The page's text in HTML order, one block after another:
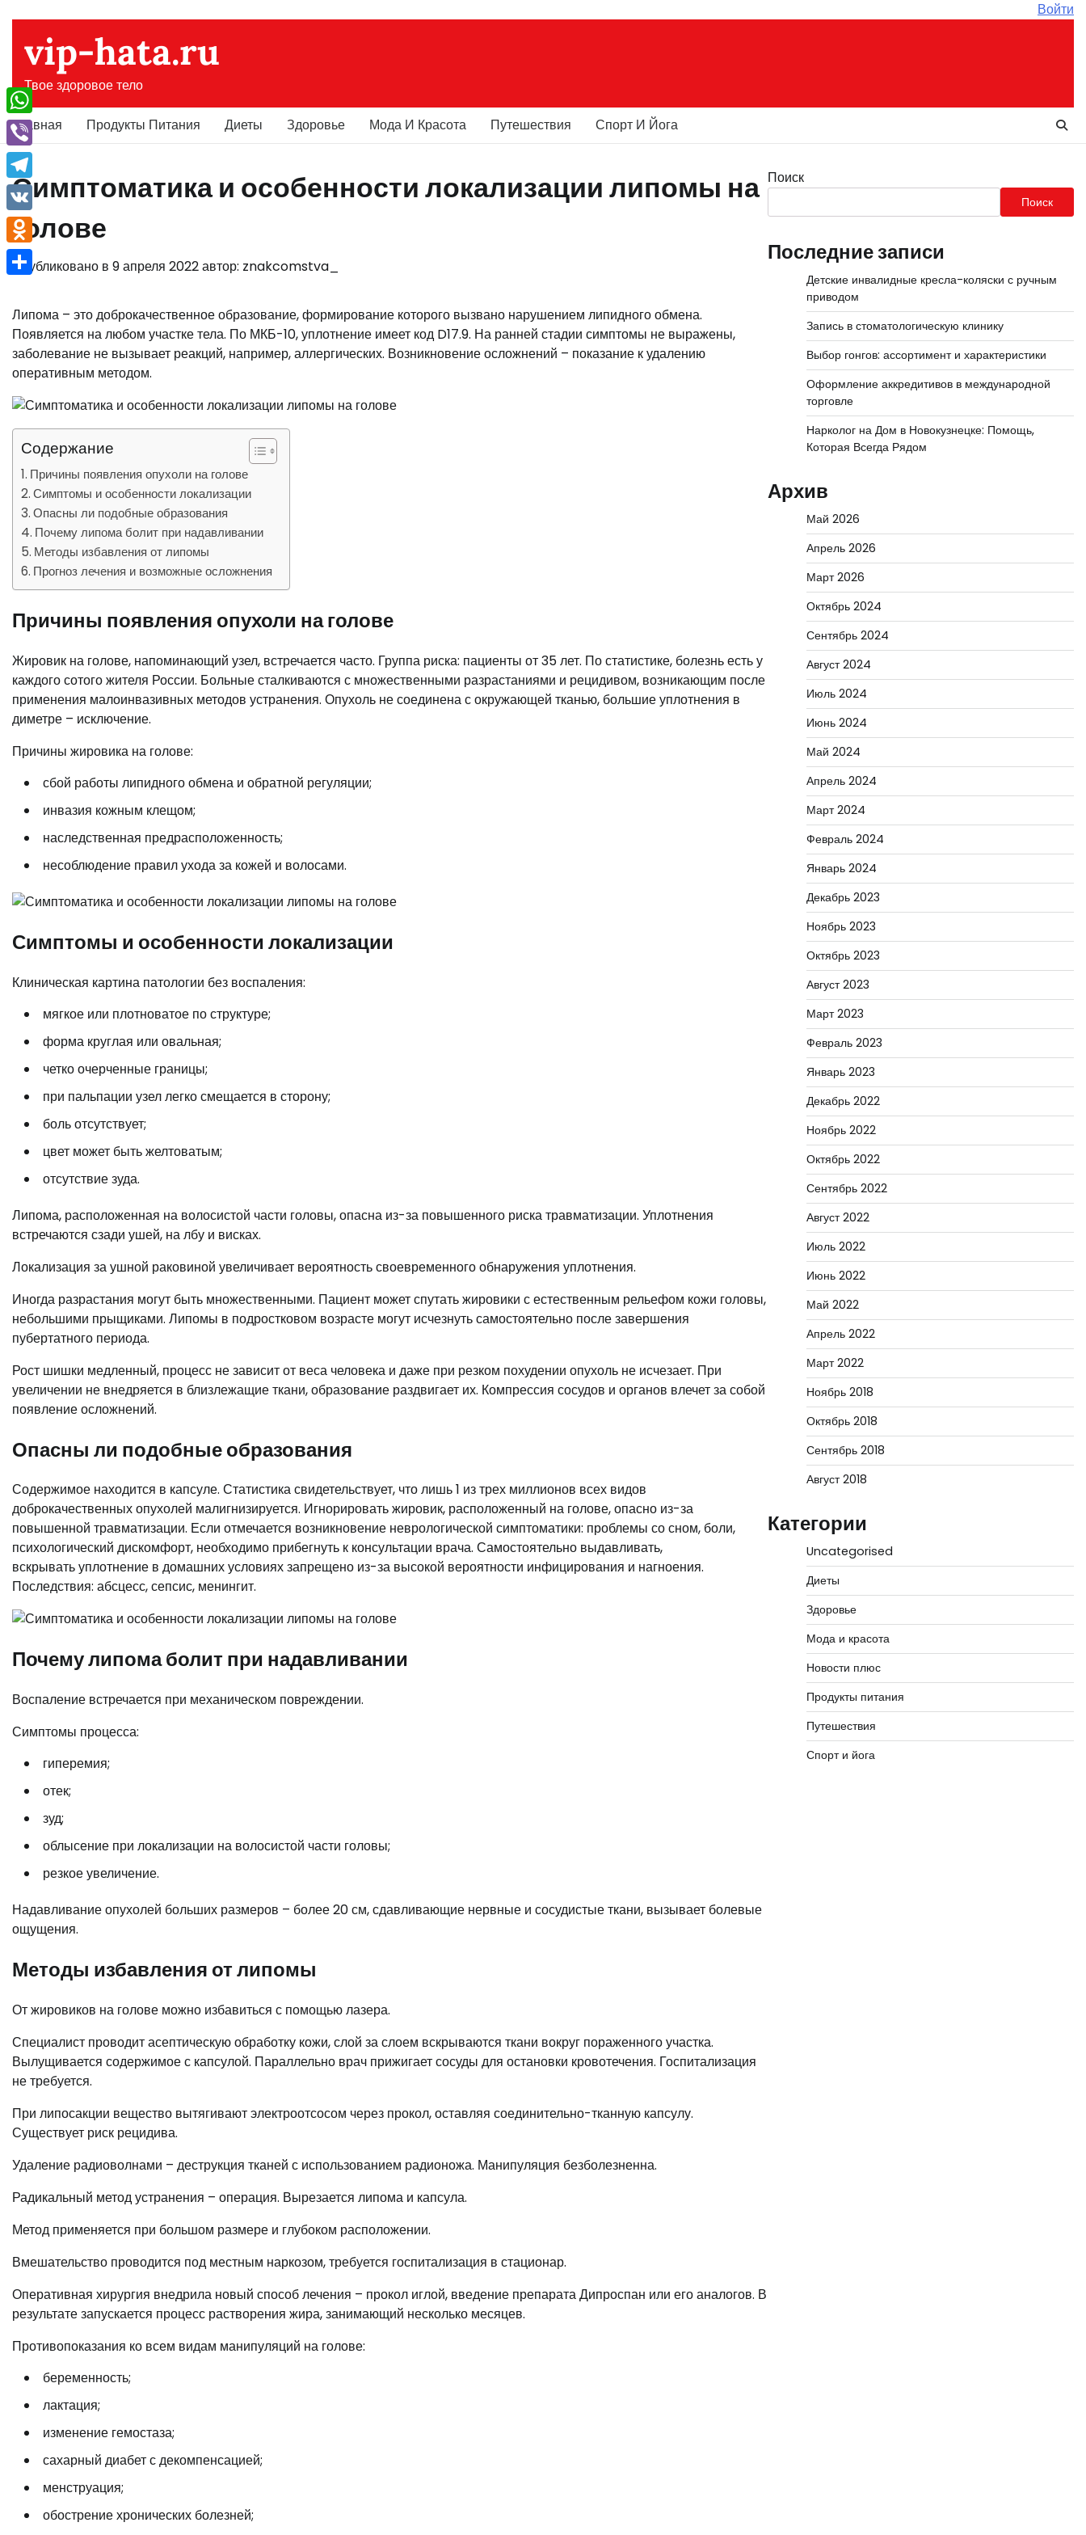
содержимому
Войти
vip-hata.ru
Твое здоровое тело
Главная Продукты Питания Диеты Здоровье Мода И Красота Путешествия Спорт И Йога
Симптоматика и особенности локализации липомы на
голове
Опубликовано в 9 апреля 2022автор: znakcomstva_
Липома – это доброкачественное образование, формирование которого вызвано нарушением липидного обмена.
Появляется на любом участке тела. По МКБ-10, уплотнение имеет код D17.9. На ранней стадии симптомы не выражены,
заболевание не вызывает реакций, например, аллергических. Возникновение осложнений – показание к удалению
оперативным методом.
Содержание
Причины появления опухоли на голове
Симптомы и особенности локализации
Опасны ли подобные образования
Почему липома болит при надавливании
Методы избавления от липомы
Прогноз лечения и возможные осложнения
Причины появления опухоли на голове
Жировик на голове, напоминающий узел, встречается часто. Группа риска: пациенты от 35 лет. По статистике, болезнь есть у
каждого сотого жителя России. Больные сталкиваются с множественными разрастаниями и рецидивом, возникающим после
применения малоинвазивных методов устранения. Опухоль не соединена с окружающей тканью, большие уплотнения в
диметре – исключение.
Причины жировика на голове:
сбой работы липидного обмена и обратной регуляции;
инвазия кожным клещом;
наследственная предрасположенность;
несоблюдение правил ухода за кожей и волосами.
Симптомы и особенности локализации
Клиническая картина патологии без воспаления:
мягкое или плотноватое по структуре;
форма круглая или овальная;
четко очерченные границы;
при пальпации узел легко смещается в сторону;
боль отсутствует;
цвет может быть желтоватым;
отсутствие зуда.
Липома, расположенная на волосистой части головы, опасна из-за повышенного риска травматизации. Уплотнения
встречаются сзади ушей, на лбу и висках.
Локализация за ушной раковиной увеличивает вероятность своевременного обнаружения уплотнения.
Иногда разрастания могут быть множественными. Пациент может спутать жировики с естественным рельефом кожи головы,
небольшими прыщиками. Липомы в подростковом возрасте могут исчезнуть самостоятельно после завершения
пубертатного периода.
Рост шишки медленный, процесс не зависит от веса человека и даже при резком похудении опухоль не исчезает. При
увеличении не внедряется в близлежащие ткани, образование раздвигает их. Компрессия сосудов и органов влечет за собой
появление осложнений.
Опасны ли подобные образования
Содержимое находится в капсуле. Статистика свидетельствует, что лишь 1 из трех миллионов всех видов
доброкачественных опухолей малигнизируется. Игнорировать жировик, расположенный на голове, опасно из-за
повышенной травматизации. Если отмечается возникновение неврологической симптоматики: проблемы со сном, боли,
психологический дискомфорт, необходимо прибегнуть к консультации врача. Самостоятельно выдавливать,
вскрывать уплотнение в домашних условиях запрещено из-за высокой вероятности инфицирования и нагноения.
Последствия: абсцесс, сепсис, менингит.
Почему липома болит при надавливании
Воспаление встречается при механическом повреждении.
Симптомы процесса:
гиперемия;
отек;
зуд;
облысение при локализации на волосистой части головы;
резкое увеличение.
Надавливание опухолей больших размеров – более 20 см, сдавливающие нервные и сосудистые ткани, вызывает болевые
ощущения.
Методы избавления от липомы
От жировиков на голове можно избавиться с помощью лазера.
Специалист проводит асептическую обработку кожи, слой за слоем вскрываются ткани вокруг пораженного участка.
Вылущивается содержимое с капсулой. Параллельно врач прижигает сосуды для остановки кровотечения. Госпитализация
не требуется.
При липосакции вещество вытягивают электроотсосом через прокол, оставляя соединительно-тканную капсулу.
Существует риск рецидива.
Удаление радиоволнами – деструкция тканей с использованием радионожа. Манипуляция безболезненна.
Радикальный метод устранения – операция. Вырезается липома и капсула.
Метод применяется при большом размере и глубоком расположении.
Вмешательство проводится под местным наркозом, требуется госпитализация в стационар.
Оперативная хирургия внедрила новый способ лечения – прокол иглой, введение препарата Дипроспан или его аналогов. В
результате запускается процесс растворения жира, занимающий несколько месяцев.
Противопоказания ко всем видам манипуляций на голове:
беременность;
лактация;
изменение гемостаза;
сахарный диабет с декомпенсацией;
менструация;
обострение хронических болезней;
Поиск
Поиск
Последние записи
Детские инвалидные кресла-коляски с ручным
приводом
Запись в стоматологическую клинику
Выбор гонгов: ассортимент и характеристики
Оформление аккредитивов в международной
торговле
Нарколог на Дом в Новокузнецке: Помощь,
Которая Всегда Рядом
Архив
Май 2026
Апрель 2026
Март 2026
Октябрь 2024
Сентябрь 2024
Август 2024
Июль 2024
Июнь 2024
Май 2024
Апрель 2024
Март 2024
Февраль 2024
Январь 2024
Декабрь 2023
Ноябрь 2023
Октябрь 2023
Август 2023
Март 2023
Февраль 2023
Январь 2023
Декабрь 2022
Ноябрь 2022
Октябрь 2022
Сентябрь 2022
Август 2022
Июль 2022
Июнь 2022
Май 2022
Апрель 2022
Март 2022
Ноябрь 2018
Октябрь 2018
Сентябрь 2018
Август 2018
Категории
Uncategorised
Диеты
Здоровье
Мода и красота
Новости плюс
Продукты питания
Путешествия
Спорт и йога
WhatsApp
Viber
Telegram
VK
Odnoklassniki